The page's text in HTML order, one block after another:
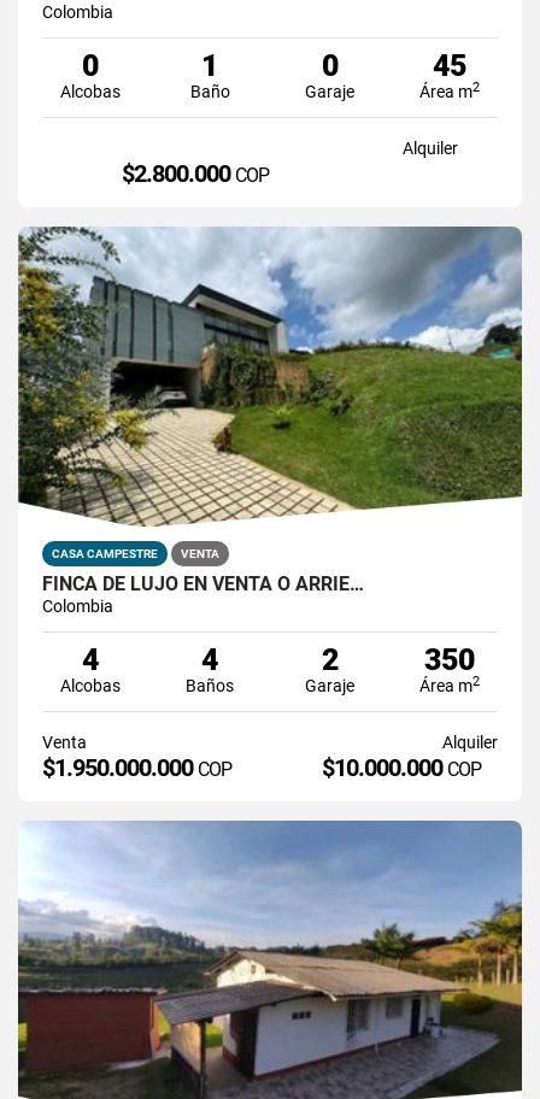
Colombia
0
Alcobas
1
Baño
0
Garaje
45
Área m2
Alquiler
$2.800.000 COP
CASA CAMPESTRE VENTA
FINCA DE LUJO EN VENTA O ARRIE…
Colombia
4
Alcobas
4
Baños
2
Garaje
350
Área m2
Venta
$1.950.000.000 COP
Alquiler
$10.000.000 COP